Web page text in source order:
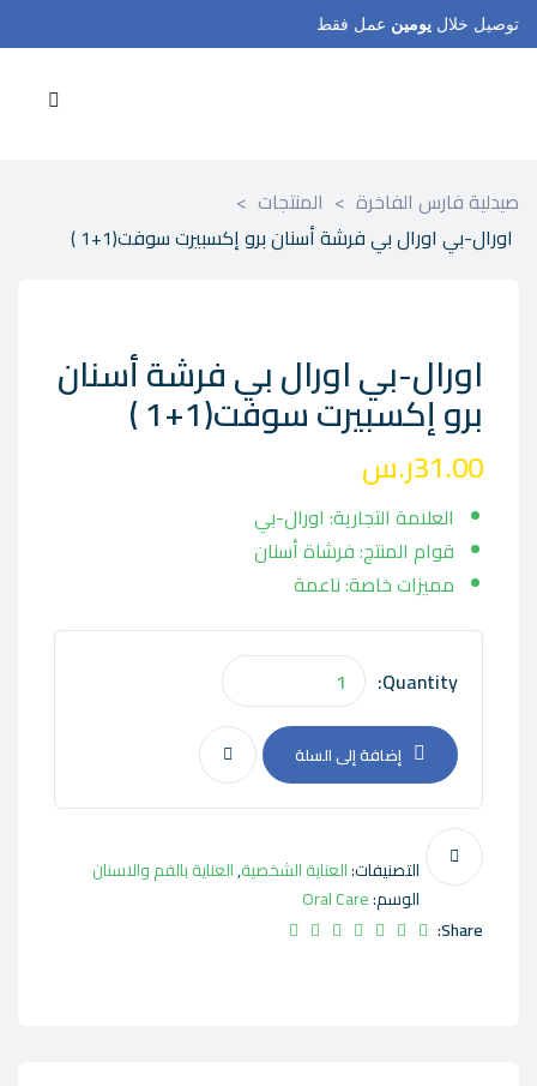
توصيل خلال يومين عمل فقط
صيدلية فارس الفاخرة > المنتجات >
اورال-بي اورال بي فرشة أسنان برو إكسبيرت سوفت(1+1 )
اورال-بي اورال بي فرشة أسنان
برو إكسبيرت سوفت(1+1 )
31.00ر.س
العلامة التجارية: اورال-بي
قوام المنتج: فرشاة أسنان
مميزات خاصة: ناعمة
Quantity:
إضافة إلى السلة
التصنيفات:العناية الشخصية,العناية بالفم والاسنان
الوسم:Oral Care
Share: